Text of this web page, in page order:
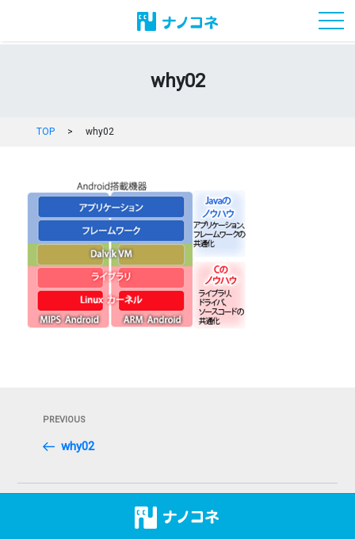
why02
TOP > why02
ビ
Previous
Post
PREVIOUS
why02